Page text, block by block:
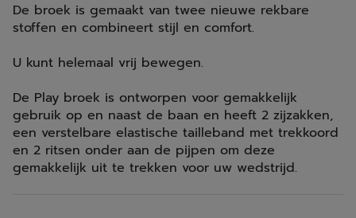
De broek is gemaakt van twee nieuwe rekbare
stoffen en combineert stijl en comfort.
U kunt helemaal vrij bewegen.
De Play broek is ontworpen voor gemakkelijk
gebruik op en naast de baan en heeft 2 zijzakken,
een verstelbare elastische tailleband met trekkoord
en 2 ritsen onder aan de pijpen om deze
gemakkelijk uit te trekken voor uw wedstrijd.